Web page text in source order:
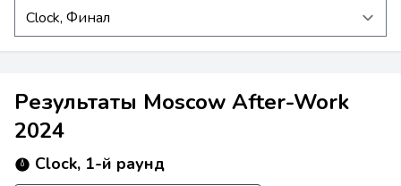
Результаты Moscow After-Work
2024
Clock, 1-й раунд